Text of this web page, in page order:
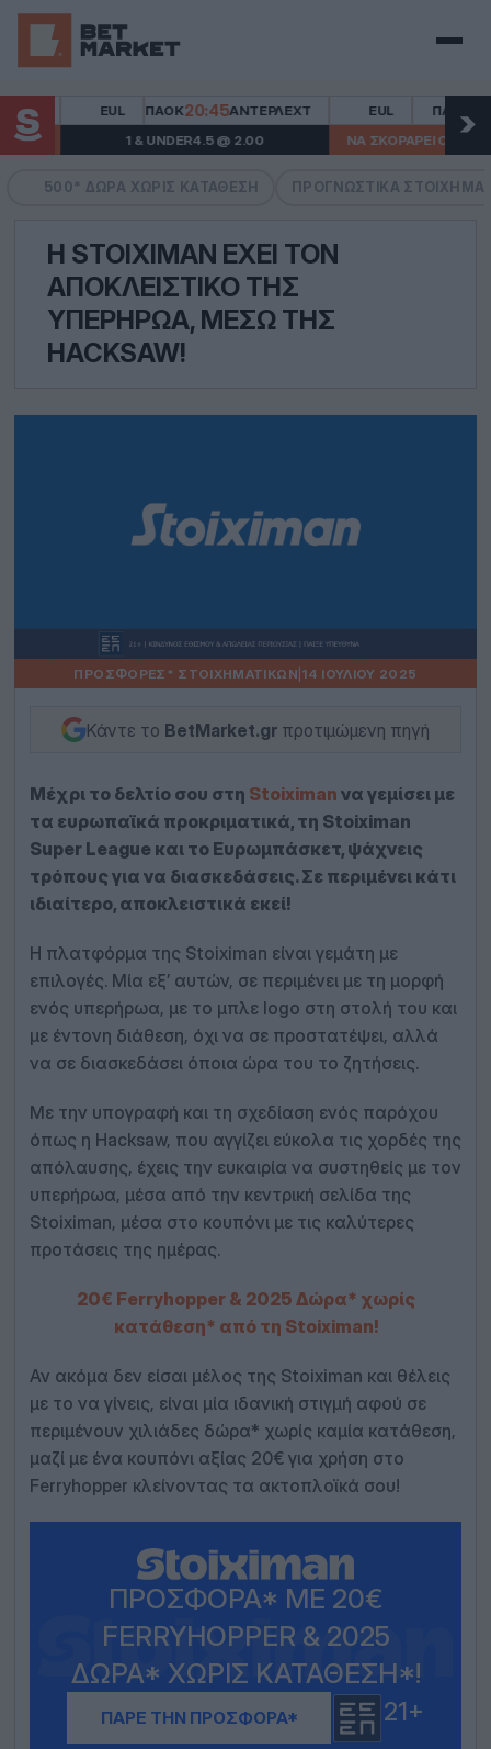
Μενού
EUL ΠΑΟΚ20:45ΆΝΤΕΡΛΕΧΤ
1 & UNDER4.5 @ 2.00
EUL ΠΑΟΚ
ΝΑ ΣΚΟΡΆΡΕΙ Ο
500* ΔΏΡΑ ΧΩΡΙΣ ΚΑΤΆΘΕΣΗ ΠΡΟΓΝΩΣΤΙΚΆ
Η STOIXIMAN ΈΧΕΙ ΤΟΝ
ΑΠΟΚΛΕΙΣΤΙΚΌ ΤΗΣ
ΥΠΕΡΉΡΩΑ, ΜΈΣΩ ΤΗΣ
HACKSAW!
ΠΡΟΣΦΟΡΈΣ* ΣΤΟΙΧΗΜΑΤΙΚΏΝ 14 ΙΟΥΛΊΟΥ 2025
Κάντε το BetMarket.gr προτιμώμενη πηγή
Μέχρι το δελτίο σου στη Stoiximan να γεμίσει με
τα ευρωπαϊκά προκριματικά, τη Stoiximan
Super League και το Ευρωμπάσκετ, ψάχνεις
τρόπους για να διασκεδάσεις. Σε περιμένει κάτι
ιδιαίτερο, αποκλειστικά εκεί!
Η πλατφόρμα της Stoiximan είναι γεμάτη με
επιλογές. Μία εξ’ αυτών, σε περιμένει με τη μορφή
ενός υπερήρωα, με το μπλε logo στη στολή του και
με έντονη διάθεση, όχι να σε προστατέψει, αλλά
να σε διασκεδάσει όποια ώρα του το ζητήσεις.
Με την υπογραφή και τη σχεδίαση ενός παρόχου
όπως η Hacksaw, που αγγίζει εύκολα τις χορδές της
απόλαυσης, έχεις την ευκαιρία να συστηθείς με τον
υπερήρωα, μέσα από την κεντρική σελίδα της
Stoiximan, μέσα στο κουπόνι με τις καλύτερες
προτάσεις της ημέρας.
20€ Ferryhopper & 2025 Δώρα* χωρίς
κατάθεση* από τη Stoiximan!
Αν ακόμα δεν είσαι μέλος της Stoiximan και θέλεις
με το να γίνεις, είναι μία ιδανική στιγμή αφού σε
περιμένουν χιλιάδες δώρα* χωρίς καμία κατάθεση,
μαζί με ένα κουπόνι αξίας 20€ για χρήση στο
Ferryhopper κλείνοντας τα ακτοπλοϊκά σου!
ΠΡΟΣΦΟΡΆ* ΜΕ 20€
FERRYHOPPER & 2025
ΔΏΡΑ* ΧΩΡΊΣ ΚΑΤΆΘΕΣΗ*!
ΠΑΡΕ ΤΗΝ ΠΡΟΣΦΟΡΑ* 21+